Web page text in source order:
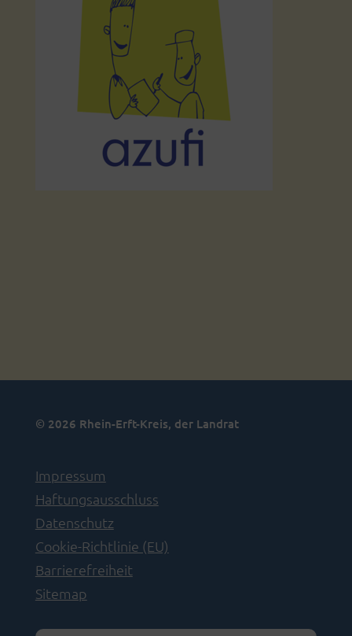
© 2026 Rhein-Erft-Kreis, der Landrat
Impressum
Haftungsausschluss
Datenschutz
Cookie-Richtlinie (EU)
Barrierefreiheit
Sitemap